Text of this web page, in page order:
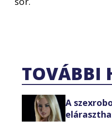
TOVÁBBI
A